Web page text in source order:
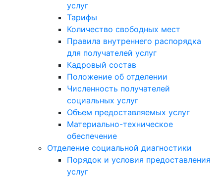
услуг
Тарифы
Количество свободных мест
Правила внутреннего распорядка
для получателей услуг
Кадровый состав
Положение об отделении
Численность получателей
социальных услуг
Объем предоставляемых услуг
Материально-техническое
обеспечение
Отделение социальной диагностики
Порядок и условия предоставления
услуг